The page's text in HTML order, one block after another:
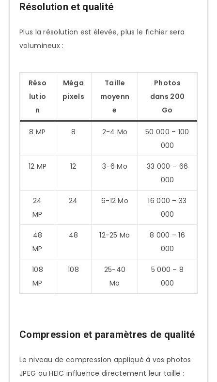
Résolution et qualité
Plus la résolution est élevée, plus le fichier sera
volumineux :
Réso
lutio
n
Méga
pixels
Taille
moyenn
e
Photos
dans 200
Go
8 MP 8 2-4 Mo
50 000 – 100
000
12 MP 12 3-6 Mo
33 000 – 66
000
24
MP
24 6-12 Mo
16 000 – 33
000
48
MP
48 12-25 Mo
8 000 – 16
000
108
MP
108
25-40
Mo
5 000 – 8
000
Compression et paramètres de qualité
Le niveau de compression appliqué à vos photos
JPEG ou HEIC influence directement leur taille :